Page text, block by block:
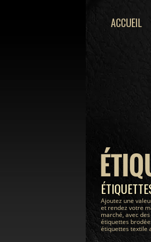
Ajoutez une
et rendez votre
marché, avec
étiquettes
étiquettes textile
ACCUEIL